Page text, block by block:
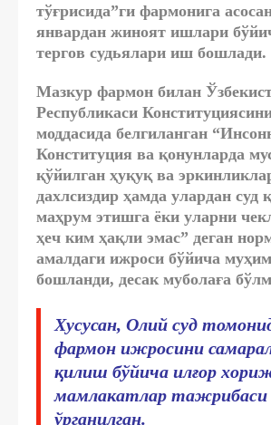
тўғрисида”ги фармонига
январдан жиноят ишлари
тергов судьялари иш бошлади.
Мазкур фармон билан
Республикаси
моддасида белгиланган
Конституция ва қонунларда
қўйилган ҳуқуқ ва
дахлсиздир ҳамда улардан суд
маҳрум этишга ёки уларни
ҳеч ким ҳақли эмас” деган
амалдаги ижроси бўйича
бошланди, десак муболаға
Хусусан, Олий суд
фармон ижросини
қилиш бўйича илғор
мамлакатлар тажрибаси
ўрганилган.